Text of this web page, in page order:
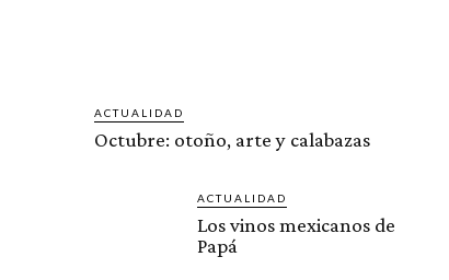
ACTUALIDAD
Octubre: otoño, arte y calabazas
ACTUALIDAD
Los vinos mexicanos de
Papá